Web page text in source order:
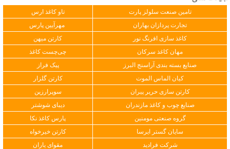
تامین صنعت سلولز پارت
تاو کاغذ ارس
تجارت پردازان بهاران
مهرآیین پارس
کاغذ سازی افرنگ نور
کارتن میهن
مهان کاغذ سرکان
چی‌چست کاغذ
صنایع بسته بندی آراسنج البرز
پیک فراز
کیان الماس الموت
کارتن گلزار
کارتن سازی حریر پیران
سوپرارزین
صنایع چوب و کاغذ مازندران
دیبای شوشتر
گروه صنعتی مومنین
پارس کاغذ نکا
سایان گستر ایرسا
کارتن خیرخواه
شرکت فرادید
مقوای یاران